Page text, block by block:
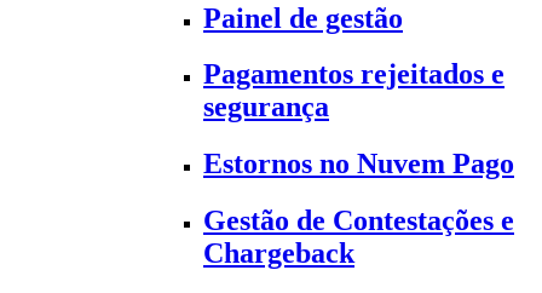
Painel de gestão
Pagamentos rejeitados e
segurança
Estornos no Nuvem Pago
Gestão de Contestações e
Chargeback